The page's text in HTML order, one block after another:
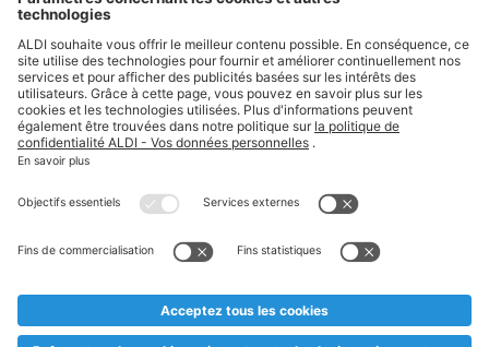
Suivez ALDI Belgique
Textes marqués d'un astérisque et mentions légales
* Nous vendons ces articles temporairement et jusqu'à
au cas où, malgré le planning bien étudié, nous serions
prématurément en rupture de stock. Prix Recupel et TVA incl.
** Sur ce site, l’utilisation de la forme masculine a été adoptée